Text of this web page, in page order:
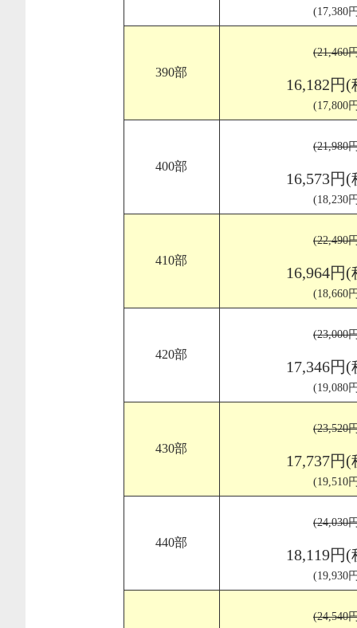
(17,380
390部
(21,460
16,182円
(17,800
400部
(21,980
16,573円
(18,230
410部
(22,490
16,964円
(18,660
420部
(23,000
17,346円
(19,080
430部
(23,520
17,737円
(19,510
440部
(24,030
18,119円
(19,930
(24,540